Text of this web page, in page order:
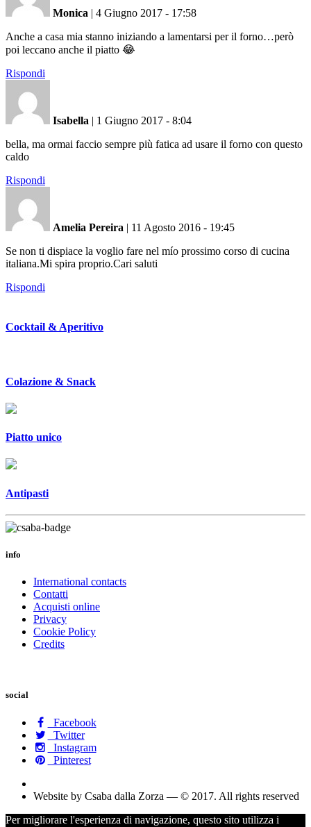
Monica | 4 Giugno 2017 - 17:58
Anche a casa mia stanno iniziando a lamentarsi per il forno…però
poi leccano anche il piatto 😂
Rispondi
Isabella | 1 Giugno 2017 - 8:04
bella, ma ormai faccio sempre più fatica ad usare il forno con questo
caldo
Rispondi
Amelia Pereira | 11 Agosto 2016 - 19:45
Se non ti dispiace la voglio fare nel mío prossimo corso di cucina
italiana.Mi spira proprio.Cari saluti
Rispondi
Cocktail & Aperitivo
Colazione & Snack
Piatto unico
Antipasti
info
International contacts
Contatti
Acquisti online
Privacy
Cookie Policy
Credits
social
Facebook
Twitter
Instagram
Pinterest
Website by Csaba dalla Zorza — © 2017. All rights reserved
Per migliorare l'esperienza di navigazione, questo sito utilizza i